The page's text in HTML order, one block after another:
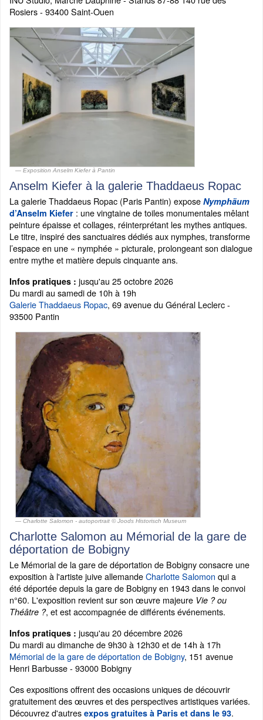
Rosiers - 93400 Saint-Ouen
Exposition Anselm Kiefer à Pantin
Anselm Kiefer à la galerie Thaddaeus Ropac
La galerie Thaddaeus Ropac (Paris Pantin) expose Nymphäum
d’Anselm Kiefer : une vingtaine de toiles monumentales mêlant
peinture épaisse et collages, réinterprétant les mythes antiques.
Le titre, inspiré des sanctuaires dédiés aux nymphes, transforme
l’espace en une « nymphée » picturale, prolongeant son dialogue
entre mythe et matière depuis cinquante ans.
Infos pratiques : jusqu'au 25 octobre 2026
Du mardi au samedi de 10h à 19h
Galerie Thaddaeus Ropac, 69 avenue du Général Leclerc -
93500 Pantin
Charlotte Salomon - autoportrait © Joods Historisch Museum
Charlotte Salomon au Mémorial de la gare de
déportation de Bobigny
Le Mémorial de la gare de déportation de Bobigny consacre une
exposition à l'artiste juive allemandeCharlotte Salomon qui a
été déportée depuis la gare de Bobigny en 1943 dans le convoi
n°60. L'exposition revient sur son œuvre majeure Vie ? ou
Théâtre ?, et est accompagnée de différents événements.
Infos pratiques : jusqu'au 20 décembre 2026
Du mardi au dimanche de 9h30 à 12h30 et de 14h à 17h
Mémorial de la gare de déportation de Bobigny, 151 avenue
Henri Barbusse - 93000 Bobigny
Ces expositions offrent des occasions uniques de découvrir
gratuitement des œuvres et des perspectives artistiques variées.
Découvrez d'autres expos gratuites à Paris et dans le 93.